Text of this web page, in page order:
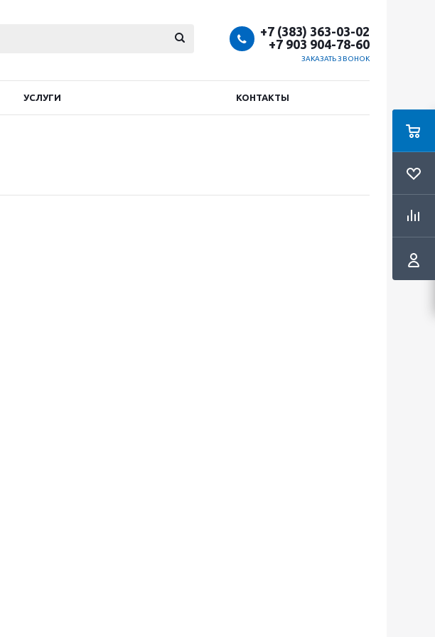
+7 (383) 363-03-02
+7 903 904-78-60
ЗАКАЗАТЬ ЗВОНОК
УСЛУГИ КОНТАКТЫ